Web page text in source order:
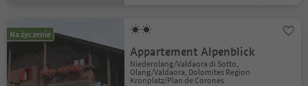
Na życzenie
Appartement Alpenblick
Niederolang/Valdaora di Sotto,
Olang/Valdaora, Dolomites Region
Kronplatz/Plan de Corones